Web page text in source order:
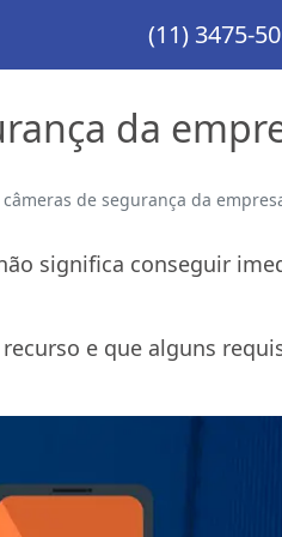
(11) 3475-
da
de segurança da
significa conseguir
e que alguns